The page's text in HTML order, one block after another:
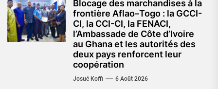
Blocage des marchandises à la
frontière Aflao–Togo : la GCCI-
CI, la CCI-CI, la FENACI,
l’Ambassade de Côte d’Ivoire
au Ghana et les autorités des
deux pays renforcent leur
coopération
Josué Koffi 6 Août 2026